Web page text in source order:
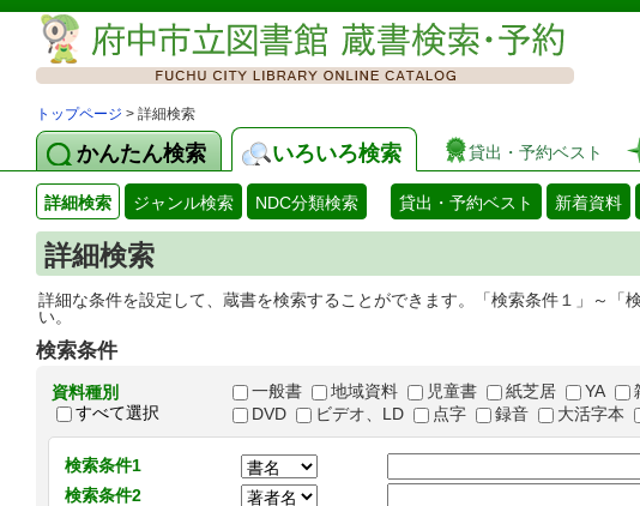
図書館
トップページ > 詳細検索
かんたん検索 いろいろ検索 貸出・予約ベスト
詳細検索 ジャンル検索 NDC分類検索 貸出・予約ベスト 新着資料
詳細検索
詳細な条件を設定して、蔵書を検索することができます。「検索条件１」～
い。
検索条件
資料種別
すべて選択
一般書 地域資料 児童書 紙芝居 YA
DVD
ビデオ、LD 点字 録音 大活字本
検索条件1
検索条件2